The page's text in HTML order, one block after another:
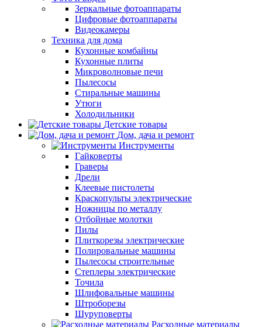
Зеркальные фотоаппараты
Цифровые фотоаппараты
Видеокамеры
Техника для дома
Кухонные комбайны
Кухонные плиты
Микроволновые печи
Пылесосы
Стиральные машины
Утюги
Холодильники
Детские товары
Дом, дача и ремонт
Инструменты
Гайковерты
Граверы
Дрели
Клеевые пистолеты
Краскопульты электрические
Ножницы по металлу
Отбойные молотки
Пилы
Плиткорезы электрические
Полировальные машины
Пылесосы строительные
Степлеры электрические
Точила
Шлифовальные машины
Штроборезы
Шуруповерты
Расходные материалы